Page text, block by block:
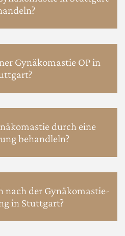
Gynäkomastie OP in
durch eine
behandleln?
nach der Gynäkomastie-
in Stuttgart?